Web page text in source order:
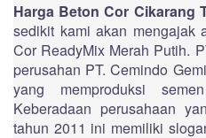
Harga Beton Cor Cikarang
sedikit kami akan mengajak
Cor ReadyMix Merah Putih.
perusahan PT. Cemindo
yang memproduksi
Keberadaan perusahaan
tahun 2011 ini memiliki